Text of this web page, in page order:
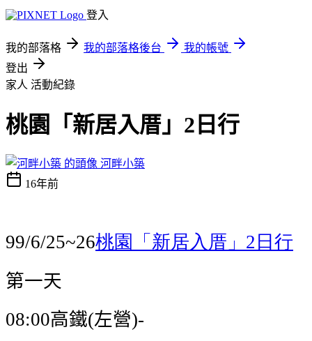
登入
我的部落格 我的部落格後台
我的帳號
登出
家人 活動紀錄
桃園「新居入厝」2日行
河畔小築
16年前
99/6/25~26桃園「新居入厝」 2 日行
第一天
08:00高鐵(左營)-